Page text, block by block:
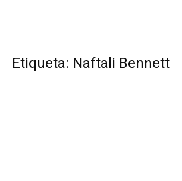
Etiqueta: Naftali Bennett